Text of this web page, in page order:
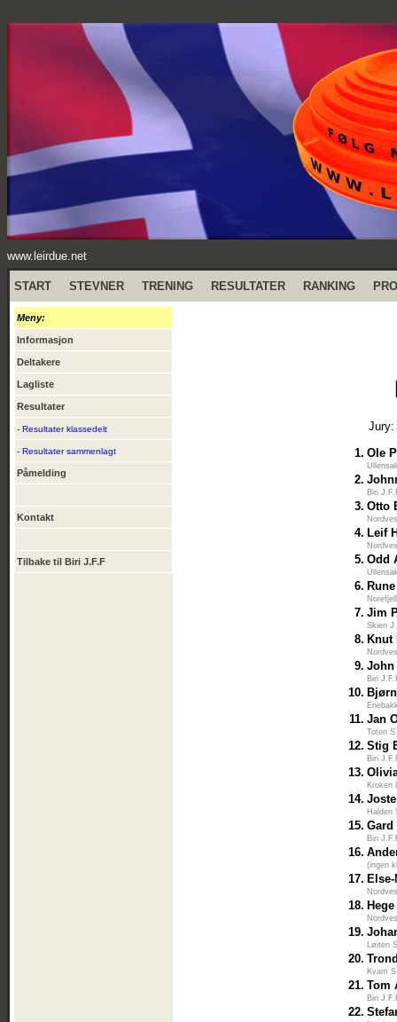
www.leirdue.net
START STEVNER TRENING RESULTATER RANKING
Meny:
Informasjon
Deltakere
Lagliste
Resultater
- Resultater klassedelt
- Resultater sammenlagt
Påmelding
Kontakt
Tilbake til Biri J.F.F
Jury:
1. Ole
2.
Biri
3. Otto
4. Leif
5. Odd
6.
7. Jim
Skien
8. Knut
9. John
Biri
10.
11. Jan
Toten
12. Stig
Biri
13.
Kroken
14.
Halden
15.
Biri
16.
(ingen
17.
18.
19.
Løiten
20.
Kvam
21. Tom
Biri
22.